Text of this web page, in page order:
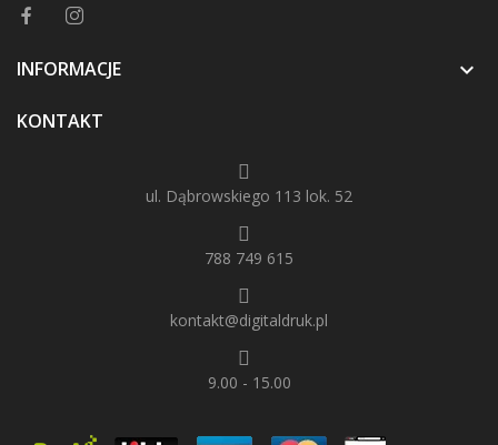
INFORMACJE 
KONTAKT
ul. Dąbrowskiego 113 lok. 52
788 749 615
kontakt@digitaldruk.pl
9.00 - 15.00